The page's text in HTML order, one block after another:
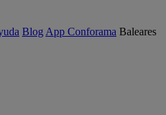
Blog App Conforama Baleares